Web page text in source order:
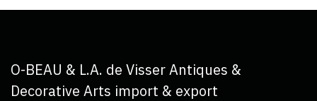
O-BEAU & L.A. de Visser Antiques &
Decorative Arts import & export